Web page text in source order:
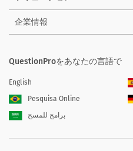
企業情報
QuestionProをあなたの言語で
English
Pesquisa Online
برامج للمسح